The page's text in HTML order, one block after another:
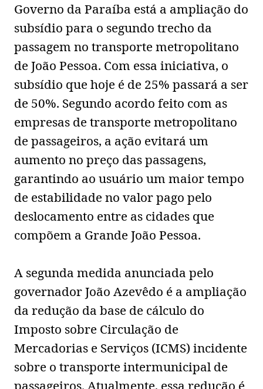
Governo da Paraíba está a ampliação do
subsídio para o segundo trecho da
passagem no transporte metropolitano
de João Pessoa. Com essa iniciativa, o
subsídio que hoje é de 25% passará a ser
de 50%. Segundo acordo feito com as
empresas de transporte metropolitano
de passageiros, a ação evitará um
aumento no preço das passagens,
garantindo ao usuário um maior tempo
de estabilidade no valor pago pelo
deslocamento entre as cidades que
compõem a Grande João Pessoa.
A segunda medida anunciada pelo
governador João Azevêdo é a ampliação
da redução da base de cálculo do
Imposto sobre Circulação de
Mercadorias e Serviços (ICMS) incidente
sobre o transporte intermunicipal de
passageiros. Atualmente, essa redução é